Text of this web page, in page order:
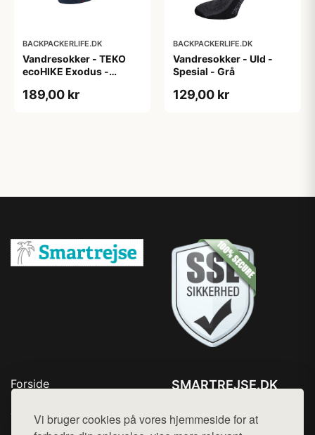
Vi bruger cookies på vores hjemmeside for at
BACKPACKERLIFE.DK
Vandresokker - TEKO
ecoHIKE Exodus -
189,00 kr
BACKPACKERLIFE.DK
Vandresokker - Uld -
Spesial - Grå
129,00 kr
Forside
Top Rabatter
SMARTREJSE.DK